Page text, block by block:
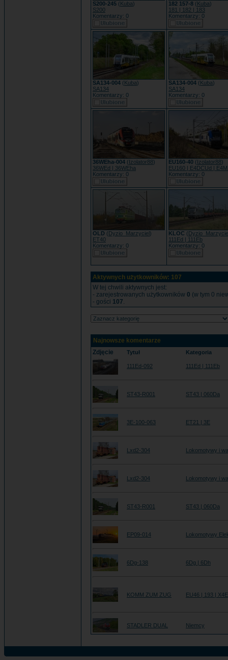
S200-245 (Kuba)
S200
Komentarzy: 0
182 157-8 (Kuba)
181 | 182 | 183
Komentarzy: 0
SA134-004 (Kuba)
SA134
Komentarzy: 0
SA134-004 (Kuba)
SA134
Komentarzy: 0
36WEha-004 (Izolator88)
36WEd | 36WEha
Komentarzy: 0
EU160-40 (Izolator88)
EU160 | E4DCUd |
Komentarzy: 0
OLD (Dyzio_Marzyciel)
ET40
Komentarzy: 0
KLOC (
111Ed | 111Eb
Komentarzy: 0
Aktywnych użytkowników: 107
W tej chwili aktywnych jest:
- zarejestrowanych użytkowników 0 (w tym 0
- gości 107.
Najnowsze komentarze
Zdjęcie
Tytuł Kategoria
111Ed-092 111Ed | 111Eb
ST43-R001 ST43 | 060Da
3E-100-063 ET21 | 3E
Lxd2-304 Lokomotywy i
Lxd2-304 Lokomotywy i
ST43-R001 ST43 | 060Da
EP09-014 Lokomotywy
6Dg-138 6Dg | 6Dh
KOMM ZUM ZUG EU46 | 193 |
STADLER DUAL Niemcy